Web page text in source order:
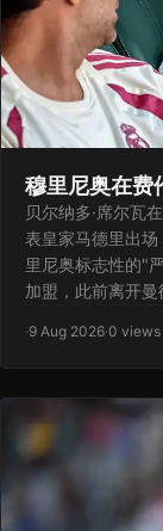
穆里尼奥在费
贝尔纳多·席尔瓦
表皇家马德里出
里尼奥标志性的"
加盟，此前离开曼
·9 Aug 2026·0 views